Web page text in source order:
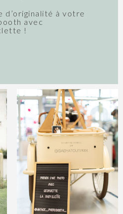
d’originalité à votre
avec
!